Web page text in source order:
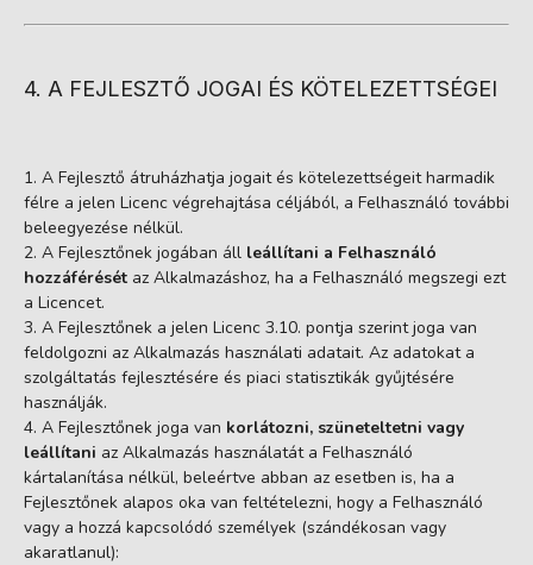
4. A FEJLESZTŐ JOGAI ÉS KÖTELEZETTSÉGEI
A Fejlesztő átruházhatja jogait és kötelezettségeit harmadik
félre a jelen Licenc végrehajtása céljából, a Felhasználó további
beleegyezése nélkül.
A Fejlesztőnek jogában áll leállítani a Felhasználó
hozzáférését az Alkalmazáshoz, ha a Felhasználó megszegi ezt
a Licencet.
A Fejlesztőnek a jelen Licenc 3.10. pontja szerint joga van
feldolgozni az Alkalmazás használati adatait. Az adatokat a
szolgáltatás fejlesztésére és piaci statisztikák gyűjtésére
használják.
A Fejlesztőnek joga van korlátozni, szüneteltetni vagy
leállítani az Alkalmazás használatát a Felhasználó
kártalanítása nélkül, beleértve abban az esetben is, ha a
Fejlesztőnek alapos oka van feltételezni, hogy a Felhasználó
vagy a hozzá kapcsolódó személyek (szándékosan vagy
akaratlanul):